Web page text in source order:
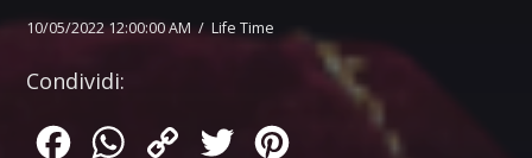
10/05/2022 12:00:00 AM / Life Time
Condividi:
FacebookWhatsApp
Copy
Twitter